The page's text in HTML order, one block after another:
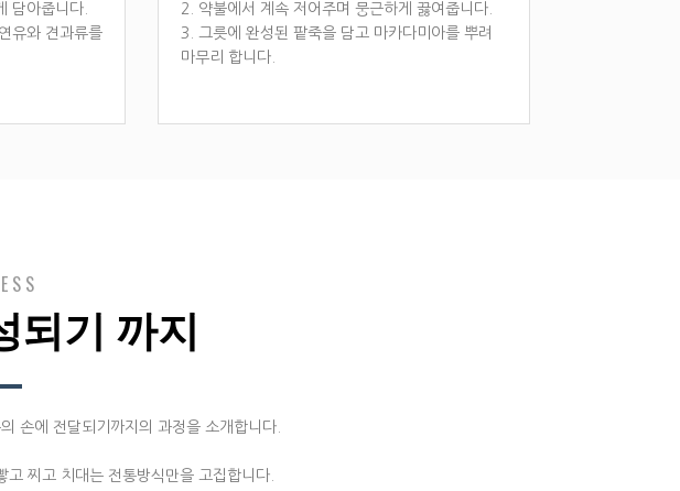
담아줍니다.
유와 견과류를
2. 약불에서 계속 저어주며 뭉근하게 끓여줍니다.
3. 그릇에 완성된 팥죽을 담고 마카다미아를 뿌려
마무리 합니다.
되기 까지
손에 전달되기까지의 과정을 소개합니다.
찌고 치대는 전통방식만을 고집합니다.